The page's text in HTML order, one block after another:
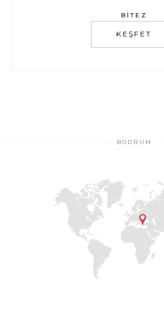
BITEZ
KEŞFET
BODRUM